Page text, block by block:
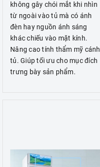
không gây chói mắt khi nhìn
từ ngoài vào tủ mà có ánh
đèn hay nguồn ánh sáng
khác chiếu vào mặt kính.
Nâng cao tính thẩm mỹ cánh
tủ. Giúp tối ưu cho mục đích
trưng bày sản phẩm.